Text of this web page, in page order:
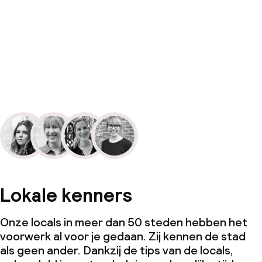
Lokale kenners
Onze locals in meer dan 50 steden hebben het
voorwerk al voor je gedaan. Zij kennen de stad
als geen ander. Dankzij de tips van de locals,